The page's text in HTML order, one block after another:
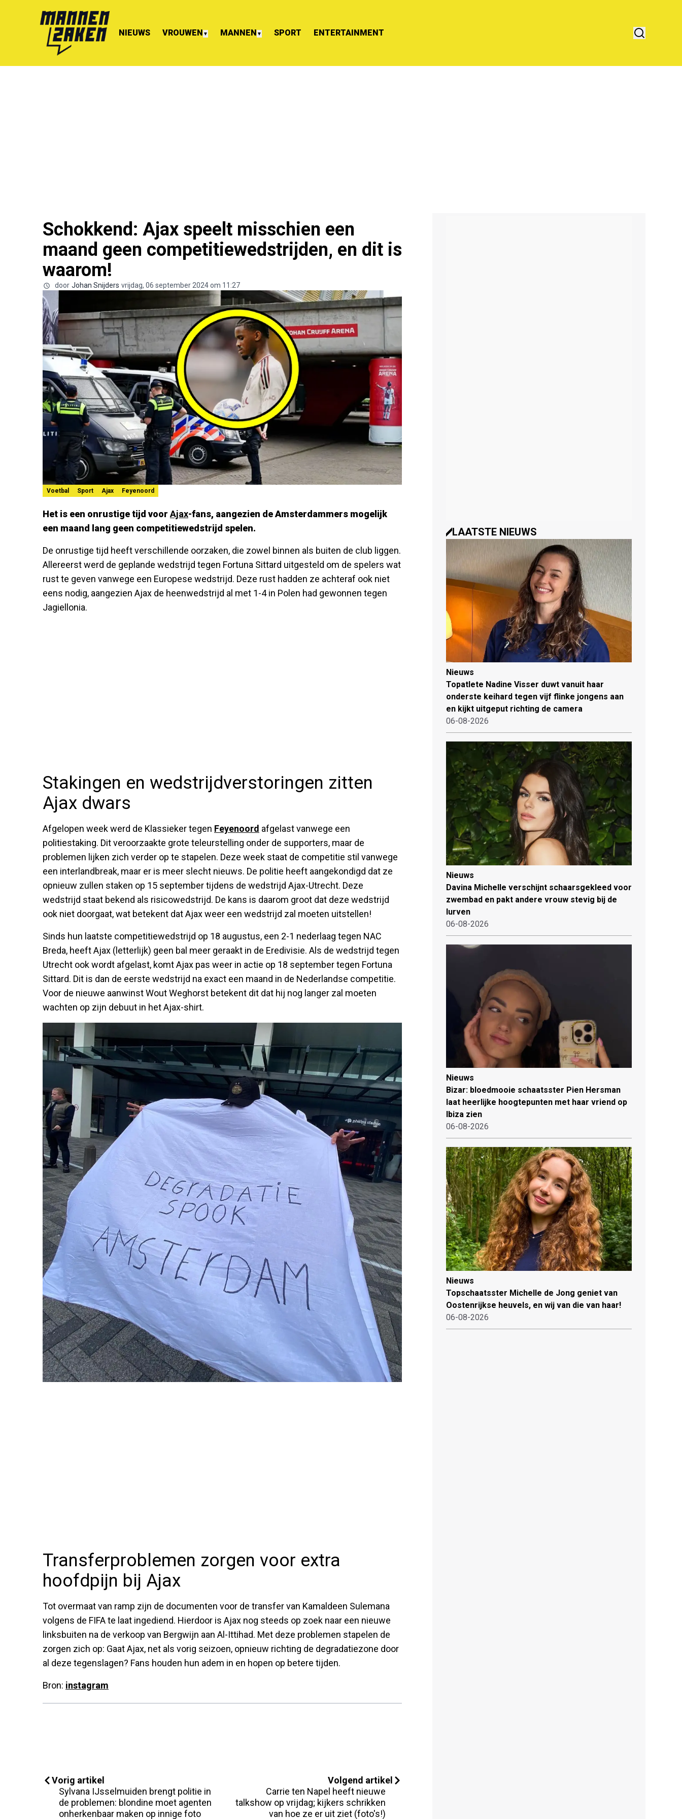
NIEUWS VROUWEN ▼ MANNEN ▼ SPORT ENTERTAINMENT
Schokkend: Ajax speelt misschien een
maand geen competitiewedstrijden, en dit is
waarom!
door Johan Snijders vrijdag, 06 september 2024 om 11:27
Voetbal Sport Ajax Feyenoord
Het is een onrustige tijd voor Ajax-fans, aangezien de Amsterdammers mogelijk
een maand lang geen competitiewedstrijd spelen.
De onrustige tijd heeft verschillende oorzaken, die zowel binnen als buiten de club liggen.
Allereerst werd de geplande wedstrijd tegen Fortuna Sittard uitgesteld om de spelers wat
rust te geven vanwege een Europese wedstrijd. Deze rust hadden ze achteraf ook niet
eens nodig, aangezien Ajax de heenwedstrijd al met 1-4 in Polen had gewonnen tegen
Jagiellonia.
Stakingen en wedstrijdverstoringen zitten
Ajax dwars
Afgelopen week werd de Klassieker tegen Feyenoord afgelast vanwege een
politiestaking. Dit veroorzaakte grote teleurstelling onder de supporters, maar de
problemen lijken zich verder op te stapelen. Deze week staat de competitie stil vanwege
een interlandbreak, maar er is meer slecht nieuws. De politie heeft aangekondigd dat ze
opnieuw zullen staken op 15 september tijdens de wedstrijd Ajax-Utrecht. Deze
wedstrijd staat bekend als risicowedstrijd. De kans is daarom groot dat deze wedstrijd
ook niet doorgaat, wat betekent dat Ajax weer een wedstrijd zal moeten uitstellen!
Sinds hun laatste competitiewedstrijd op 18 augustus, een 2-1 nederlaag tegen NAC
Breda, heeft Ajax (letterlijk) geen bal meer geraakt in de Eredivisie. Als de wedstrijd tegen
Utrecht ook wordt afgelast, komt Ajax pas weer in actie op 18 september tegen Fortuna
Sittard. Dit is dan de eerste wedstrijd na exact een maand in de Nederlandse competitie.
Voor de nieuwe aanwinst Wout Weghorst betekent dit dat hij nog langer zal moeten
wachten op zijn debuut in het Ajax-shirt.
Transferproblemen zorgen voor extra
hoofdpijn bij Ajax
Tot overmaat van ramp zijn de documenten voor de transfer van Kamaldeen Sulemana
volgens de FIFA te laat ingediend. Hierdoor is Ajax nog steeds op zoek naar een nieuwe
linksbuiten na de verkoop van Bergwijn aan Al-Ittihad. Met deze problemen stapelen de
zorgen zich op: Gaat Ajax, net als vorig seizoen, opnieuw richting de degradatiezone door
al deze tegenslagen? Fans houden hun adem in en hopen op betere tijden.
Bron: instagram
Vorig artikel
Sylvana IJsselmuiden brengt politie in
de problemen: blondine moet agenten
onherkenbaar maken op innige foto
Volgend artikel
Carrie ten Napel heeft nieuwe
talkshow op vrijdag; kijkers schrikken
van hoe ze er uit ziet (foto's!)
LAATSTE NIEUWS
Nieuws
Topatlete Nadine Visser duwt vanuit haar
onderste keihard tegen vijf flinke jongens aan
en kijkt uitgeput richting de camera
06-08-2026
Nieuws
Davina Michelle verschijnt schaarsgekleed voor
zwembad en pakt andere vrouw stevig bij de
lurven
06-08-2026
Nieuws
Bizar: bloedmooie schaatsster Pien Hersman
laat heerlijke hoogtepunten met haar vriend op
Ibiza zien
06-08-2026
Nieuws
Topschaatsster Michelle de Jong geniet van
Oostenrijkse heuvels, en wij van die van haar!
06-08-2026